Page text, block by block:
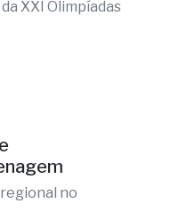
XXI Olimpíadas
no